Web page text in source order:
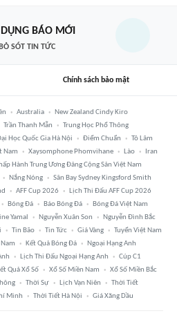
BÁO MỚI
SÓT TIN TỨC
Chính sách bảo mật
Australia
New Zealand Cindy Kiro
Trần Thanh Mẫn
Trung Học Phổ Thông
Học Quốc Gia Hà Nội Điểm Chuẩn
Tô Lâm
Nam Xaysomphone Phomvihane Lào
Iran
Hành Trung Ương Đảng Cộng Sản Việt Nam
Nắng Nóng
Sân Bay Sydney Kingsford Smith
AFF Cup 2026
Lịch Thi Đấu AFF Cup 2026
Bóng Đá Báo Bóng Đá
Bóng Đá Việt Nam
Yamal Nguyễn Xuân Son
Nguyễn Đình Bắc
Tin Bão Tin Tức Giá Vàng
Tuyển Việt Nam
Kết Quả Bóng Đá
Ngoại Hạng Anh
Lịch Thi Đấu Ngoại Hạng Anh
Cúp C1
Quả Xổ Số Xổ Số Miền Nam
Xổ Số Miền Bắc
Thời Sự Lịch Vạn Niên
Thời Tiết
Minh
Thời Tiết Hà Nội Giá Xăng Dầu